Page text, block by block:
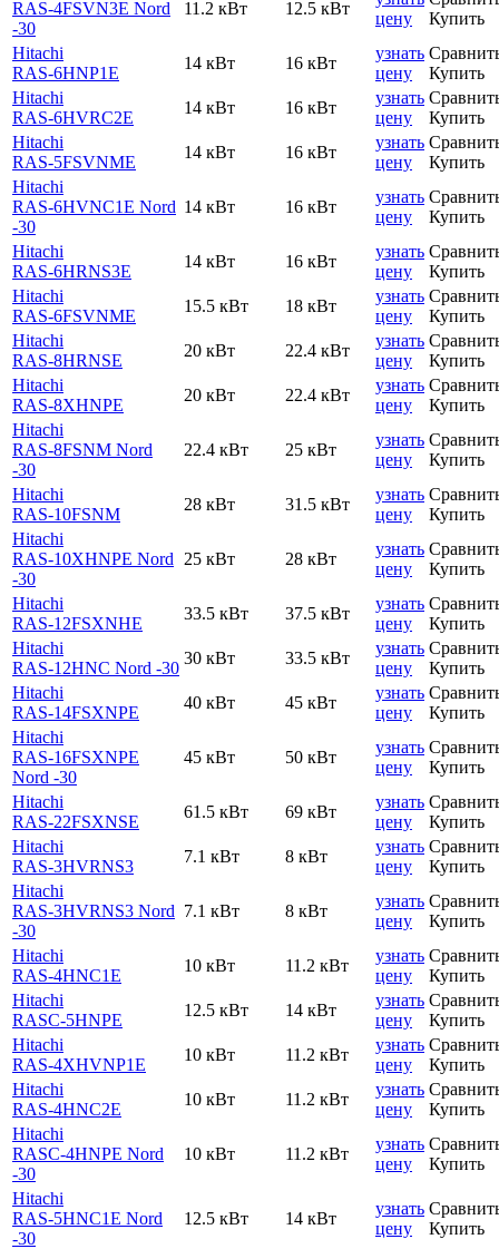
RAS-4FSVN3E Nord
-30
11.2 кВт 12.5 кВт
цену
Купить
Hitachi
RAS-6HNP1E
14 кВт 16 кВт
узнать
цену
Купить
Hitachi
RAS-6HVRC2E
14 кВт 16 кВт
узнать
цену
Купить
Hitachi
RAS-5FSVNME
14 кВт 16 кВт
узнать
цену
Купить
Hitachi
RAS-6HVNC1E Nord
-30
14 кВт 16 кВт
узнать
цену
Купить
Hitachi
RAS-6HRNS3E
14 кВт 16 кВт
узнать
цену
Купить
Hitachi
RAS-6FSVNME
15.5 кВт 18 кВт
узнать
цену
Купить
Hitachi
RAS-8HRNSE
20 кВт 22.4 кВт
узнать
цену
Купить
Hitachi
RAS-8XHNPE
20 кВт 22.4 кВт
узнать
цену
Купить
Hitachi
RAS-8FSNM Nord
-30
22.4 кВт 25 кВт
узнать
цену
Купить
Hitachi
RAS-10FSNM
28 кВт 31.5 кВт
узнать
цену
Купить
Hitachi
RAS-10XHNPE Nord
-30
25 кВт 28 кВт
узнать
цену
Купить
Hitachi
RAS-12FSXNHE
33.5 кВт 37.5 кВт
узнать
цену
Купить
Hitachi
RAS-12HNC Nord -30
30 кВт 33.5 кВт
узнать
цену
Купить
Hitachi
RAS-14FSXNPE
40 кВт 45 кВт
узнать
цену
Купить
Hitachi
RAS-16FSXNPE
Nord -30
45 кВт 50 кВт
узнать
цену
Купить
Hitachi
RAS-22FSXNSE
61.5 кВт 69 кВт
узнать
цену
Купить
Hitachi
RAS-3HVRNS3
7.1 кВт 8 кВт
узнать
цену
Купить
Hitachi
RAS-3HVRNS3 Nord
-30
7.1 кВт 8 кВт
узнать
цену
Купить
Hitachi
RAS-4HNC1E
10 кВт 11.2 кВт
узнать
цену
Купить
Hitachi
RASC-5HNPE
12.5 кВт 14 кВт
узнать
цену
Купить
Hitachi
RAS-4XHVNP1E
10 кВт 11.2 кВт
узнать
цену
Купить
Hitachi
RAS-4HNC2E
10 кВт 11.2 кВт
узнать
цену
Купить
Hitachi
RASC-4HNPE Nord
-30
10 кВт 11.2 кВт
узнать
цену
Купить
Hitachi
RAS-5HNC1E Nord
-30
12.5 кВт 14 кВт
узнать
цену
Купить